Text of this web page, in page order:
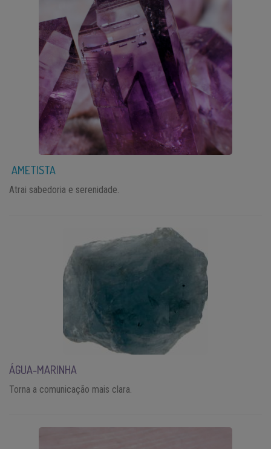
AMETISTA
Atrai sabedoria e serenidade.
ÁGUA-MARINHA
Torna a comunicação mais clara.